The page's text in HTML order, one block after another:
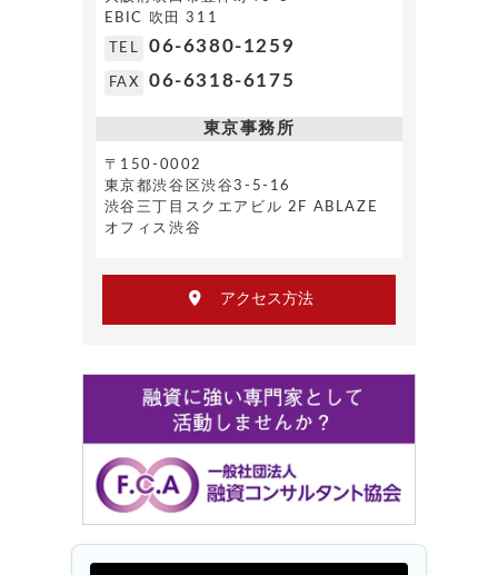
EBIC 吹田 311
TEL 06-6380-1259
FAX 06-6318-6175
東京事務所
〒150-0002
東京都渋谷区渋谷3-5-16
渋谷三丁目スクエアビル 2F ABLAZE
オフィス渋谷
アクセス方法